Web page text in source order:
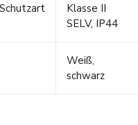
Klasse II
SELV, IP44
Weiß,
schwarz